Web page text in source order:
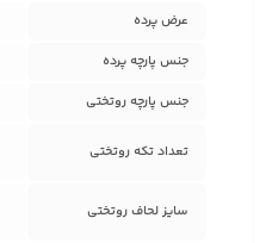
عرض پرده
جنس پارچه پرده
جنس پارچه روتختی
تعداد تکه روتختی
سایز لحاف روتختی